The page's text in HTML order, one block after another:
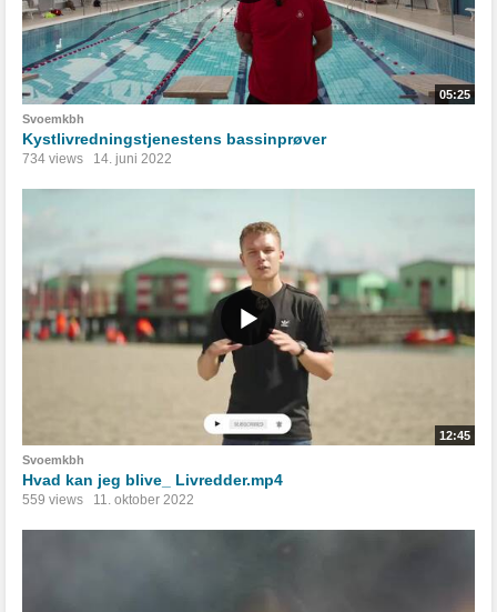
05:25
Svoemkbh
Kystlivredningstjenestens bassinprøver
734 views 14. juni 2022
12:45
Svoemkbh
Hvad kan jeg blive_ Livredder.mp4
559 views 11. oktober 2022